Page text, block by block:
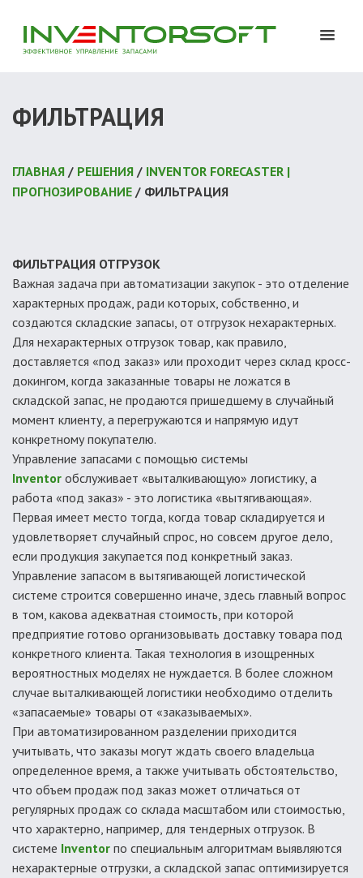
ФИЛЬТРАЦИЯ
ГЛАВНАЯ / РЕШЕНИЯ / INVENTOR FORECASTER |
ПРОГНОЗИРОВАНИЕ / ФИЛЬТРАЦИЯ
ФИЛЬТРАЦИЯ ОТГРУЗОК
Важная задача при автоматизации закупок - это отделение
характерных продаж, ради которых, собственно, и
создаются складские запасы, от отгрузок нехарактерных.
Для нехарактерных отгрузок товар, как правило,
доставляется «под заказ» или проходит через склад кросс-
докингом, когда заказанные товары не ложатся в
складской запас, не продаются пришедшему в случайный
момент клиенту, а перегружаются и напрямую идут
конкретному покупателю.
Управление запасами с помощью системы
Inventor обслуживает «выталкивающую» логистику, а
работа «под заказ» - это логистика «вытягивающая».
Первая имеет место тогда, когда товар складируется и
удовлетворяет случайный спрос, но совсем другое дело,
если продукция закупается под конкретный заказ.
Управление запасом в вытягивающей логистической
системе строится совершенно иначе, здесь главный вопрос
в том, какова адекватная стоимость, при которой
предприятие готово организовывать доставку товара под
конкретного клиента. Такая технология в изощренных
вероятностных моделях не нуждается. В более сложном
случае выталкивающей логистики необходимо отделить
«запасаемые» товары от «заказываемых».
При автоматизированном разделении приходится
учитывать, что заказы могут ждать своего владельца
определенное время, а также учитывать обстоятельство,
что объем продаж под заказ может отличаться от
регулярных продаж со склада масштабом или стоимостью,
что характерно, например, для тендерных отгрузок. В
системе Inventor по специальным алгоритмам выявляются
нехарактерные отгрузки, а складской запас оптимизируется